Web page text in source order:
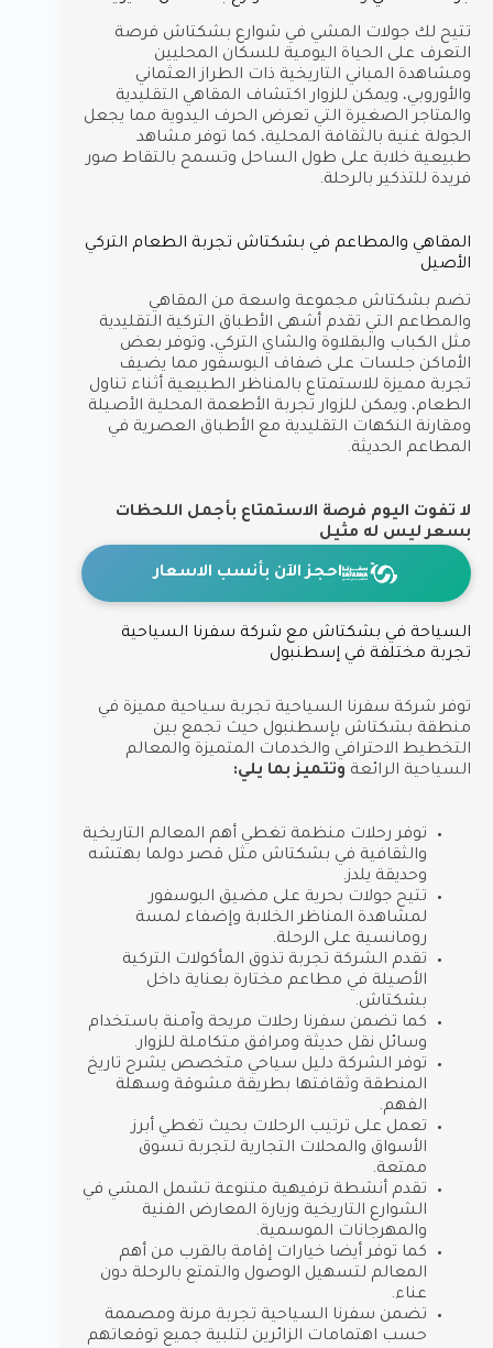
تتيح لك جولات المشي في شوارع بشكتاش فرصة
التعرف على الحياة اليومية للسكان المحليين
ومشاهدة المباني التاريخية ذات الطراز العثماني
والأوروبي، ويمكن للزوار اكتشاف المقاهي التقليدية
والمتاجر الصغيرة التي تعرض الحرف اليدوية مما يجعل
الجولة غنية بالثقافة المحلية، كما توفر مشاهد
طبيعية خلابة على طول الساحل وتسمح بالتقاط صور
فريدة للتذكير بالرحلة.
المقاهي والمطاعم في بشكتاش تجربة الطعام التركي
الأصيل
تضم بشكتاش مجموعة واسعة من المقاهي
والمطاعم التي تقدم أشهى الأطباق التركية التقليدية
مثل الكباب والبقلاوة والشاي التركي، وتوفر بعض
الأماكن جلسات على ضفاف البوسفور مما يضيف
تجربة مميزة للاستمتاع بالمناظر الطبيعية أثناء تناول
الطعام، ويمكن للزوار تجربة الأطعمة المحلية الأصيلة
ومقارنة النكهات التقليدية مع الأطباق العصرية في
المطاعم الحديثة.
لا تفوت اليوم فرصة الاستمتاع بأجمل اللحظات
بسعر ليس له مثيل
احجز الآن بأنسب الاسعار
السياحة في بشكتاش مع شركة سفرنا السياحية
تجربة مختلفة في إسطنبول
توفر شركة سفرنا السياحية تجربة سياحية مميزة في
منطقة بشكتاش بإسطنبول حيث تجمع بين
التخطيط الاحترافي والخدمات المتميزة والمعالم
السياحية الرائعة وتتميز بما يلي:
توفر رحلات منظمة تغطي أهم المعالم التاريخية
والثقافية في بشكتاش مثل قصر دولما بهتشه
وحديقة يلدز.
تتيح جولات بحرية على مضيق البوسفور
لمشاهدة المناظر الخلابة وإضفاء لمسة
رومانسية على الرحلة.
تقدم الشركة تجربة تذوق المأكولات التركية
الأصيلة في مطاعم مختارة بعناية داخل
بشكتاش.
كما تضمن سفرنا رحلات مريحة وآمنة باستخدام
وسائل نقل حديثة ومرافق متكاملة للزوار.
توفر الشركة دليل سياحي متخصص يشرح تاريخ
المنطقة وثقافتها بطريقة مشوقة وسهلة
الفهم.
تعمل على ترتيب الرحلات بحيث تغطي أبرز
الأسواق والمحلات التجارية لتجربة تسوق
ممتعة.
تقدم أنشطة ترفيهية متنوعة تشمل المشي في
الشوارع التاريخية وزيارة المعارض الفنية
والمهرجانات الموسمية.
كما توفر أيضا خيارات إقامة بالقرب من أهم
المعالم لتسهيل الوصول والتمتع بالرحلة دون
عناء.
تضمن سفرنا السياحية تجربة مرنة ومصممة
حسب اهتمامات الزائرين لتلبية جميع توقعاتهم